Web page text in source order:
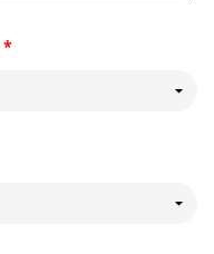
*